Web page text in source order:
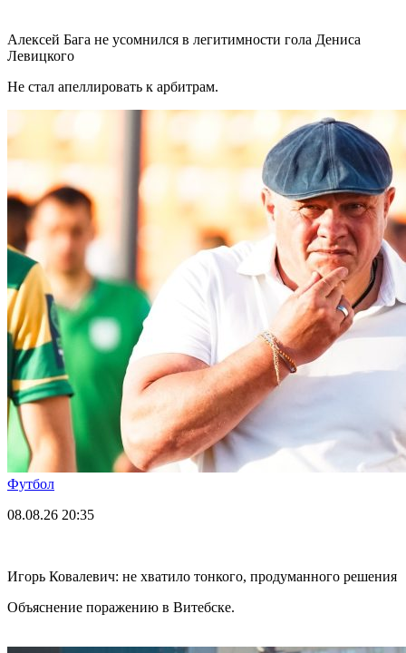
Алексей Бага не усомнился в легитимности гола Дениса
Левицкого
Не стал апеллировать к арбитрам.
Футбол
08.08.26 20:35
Игорь Ковалевич: не хватило тонкого, продуманного решения
Объяснение поражению в Витебске.